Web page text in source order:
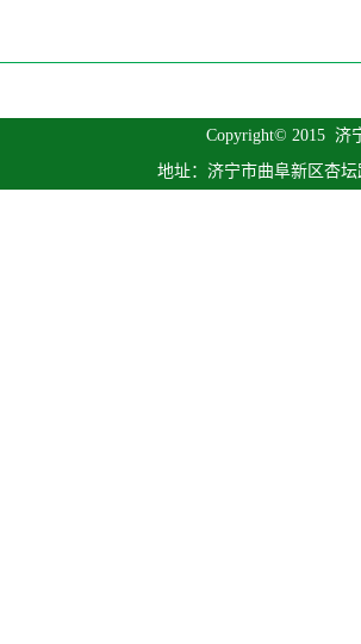
Copyright© 2015 济
地址：济宁市曲阜新区杏